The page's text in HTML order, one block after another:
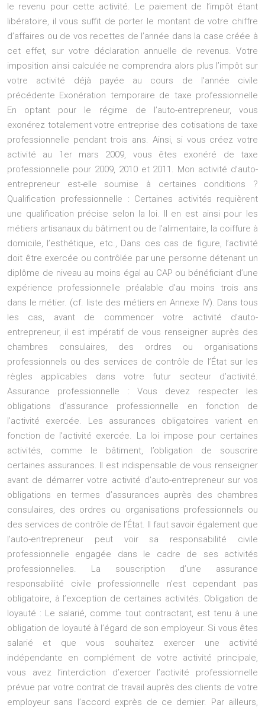
le revenu pour cette activité. Le paiement de l’impôt étant
libératoire, il vous suffit de porter le montant de votre chiffre
d’affaires ou de vos recettes de l’année dans la case créée à
cet effet, sur votre déclaration annuelle de revenus. Votre
imposition ainsi calculée ne comprendra alors plus l’impôt sur
votre activité déjà payée au cours de l’année civile
précédente Exonération temporaire de taxe professionnelle
En optant pour le régime de l’auto-entrepreneur, vous
exonérez totalement votre entreprise des cotisations de taxe
professionnelle pendant trois ans. Ainsi, si vous créez votre
activité au 1er mars 2009, vous êtes exonéré de taxe
professionnelle pour 2009, 2010 et 2011. Mon activité d’auto-
entrepreneur est-elle soumise à certaines conditions ?
Qualification professionnelle : Certaines activités requièrent
une qualification précise selon la loi. Il en est ainsi pour les
métiers artisanaux du bâtiment ou de l’alimentaire, la coiffure à
domicile, l’esthétique, etc., Dans ces cas de figure, l’activité
doit être exercée ou contrôlée par une personne détenant un
diplôme de niveau au moins égal au CAP ou bénéficiant d’une
expérience professionnelle préalable d’au moins trois ans
dans le métier. (cf. liste des métiers en Annexe IV). Dans tous
les cas, avant de commencer votre activité d’auto-
entrepreneur, il est impératif de vous renseigner auprès des
chambres consulaires, des ordres ou organisations
professionnels ou des services de contrôle de l’État sur les
règles applicables dans votre futur secteur d’activité.
Assurance professionnelle : Vous devez respecter les
obligations d’assurance professionnelle en fonction de
l’activité exercée. Les assurances obligatoires varient en
fonction de l’activité exercée. La loi impose pour certaines
activités, comme le bâtiment, l’obligation de souscrire
certaines assurances. Il est indispensable de vous renseigner
avant de démarrer votre activité d’auto-entrepreneur sur vos
obligations en termes d’assurances auprès des chambres
consulaires, des ordres ou organisations professionnels ou
des services de contrôle de l’État. Il faut savoir également que
l’auto-entrepreneur peut voir sa responsabilité civile
professionnelle engagée dans le cadre de ses activités
professionnelles. La souscription d’une assurance
responsabilité civile professionnelle n’est cependant pas
obligatoire, à l’exception de certaines activités. Obligation de
loyauté : Le salarié, comme tout contractant, est tenu à une
obligation de loyauté à l’égard de son employeur. Si vous êtes
salarié et que vous souhaitez exercer une activité
indépendante en complément de votre activité principale,
vous avez l’interdiction d’exercer l’activité professionnelle
prévue par votre contrat de travail auprès des clients de votre
employeur sans l’accord exprès de ce dernier. Par ailleurs,